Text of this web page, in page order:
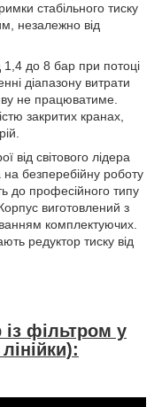
стабільного тиску
незалежно від
1,4 до 8 бар при потоці
діапазону витрати
не працюватиме.
закритих кранах,
від світового лідера
безперебійну роботу
до професійного типу
виготовлений з
комплектуючих.
редуктор тиску від
із фільтром у